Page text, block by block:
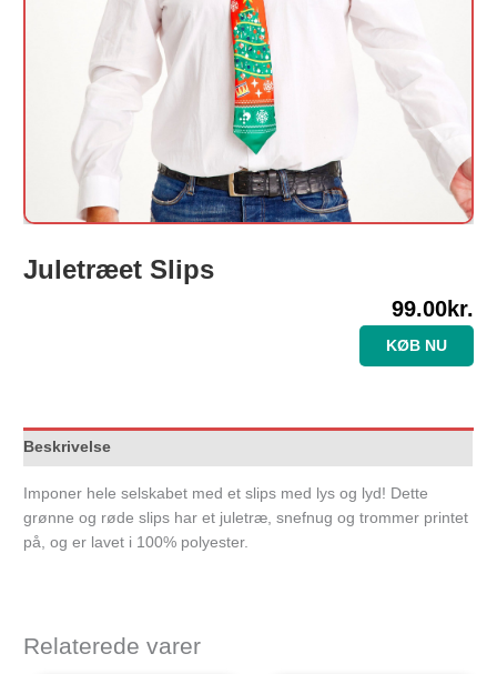
Juletræet Slips
99.00kr.
KØB NU
Beskrivelse
Imponer hele selskabet med et slips med lys og lyd! Dette
grønne og røde slips har et juletræ, snefnug og trommer printet
på, og er lavet i 100% polyester.
Relaterede varer